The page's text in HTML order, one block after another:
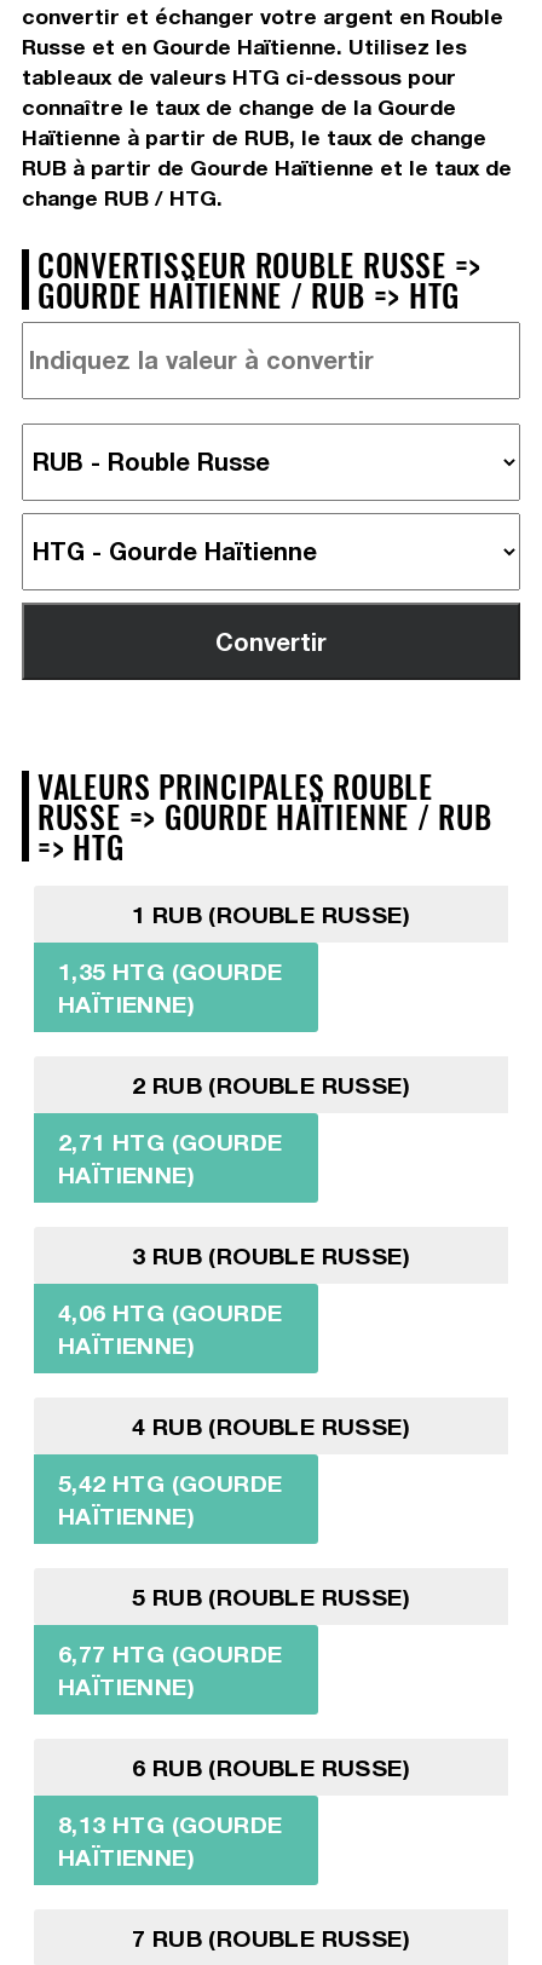
convertir et échanger votre argent en Rouble
Russe et en Gourde Haïtienne. Utilisez les
tableaux de valeurs HTG ci-dessous pour
connaître le taux de change de la Gourde
Haïtienne à partir de RUB, le taux de change
RUB à partir de Gourde Haïtienne et le taux de
change RUB / HTG.
CONVERTISSEUR ROUBLE RUSSE =>
GOURDE HAÏTIENNE / RUB => HTG
VALEURS PRINCIPALES ROUBLE
RUSSE => GOURDE HAÏTIENNE / RUB
=> HTG
1 RUB (ROUBLE RUSSE)
1,35 HTG (GOURDE
HAÏTIENNE)
2 RUB (ROUBLE RUSSE)
2,71 HTG (GOURDE
HAÏTIENNE)
3 RUB (ROUBLE RUSSE)
4,06 HTG (GOURDE
HAÏTIENNE)
4 RUB (ROUBLE RUSSE)
5,42 HTG (GOURDE
HAÏTIENNE)
5 RUB (ROUBLE RUSSE)
6,77 HTG (GOURDE
HAÏTIENNE)
6 RUB (ROUBLE RUSSE)
8,13 HTG (GOURDE
HAÏTIENNE)
7 RUB (ROUBLE RUSSE)